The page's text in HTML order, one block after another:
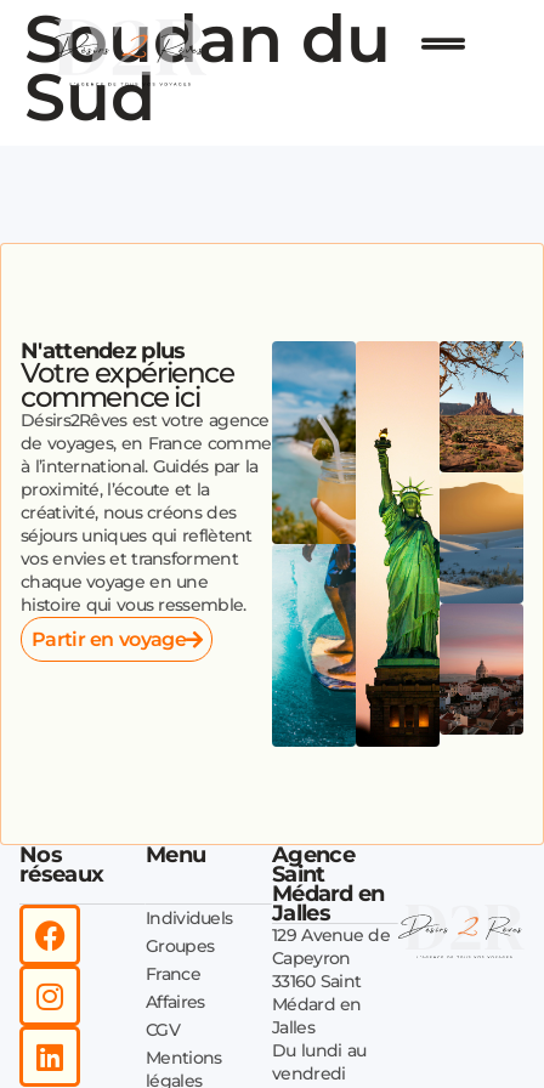
Soudan du
Sud
N'attendez plus
Votre expérience
commence ici
Désirs2Rêves est votre agence
de voyages, en France comme
à l’international. Guidés par la
proximité, l’écoute et la
créativité, nous créons des
séjours uniques qui reflètent
vos envies et transforment
chaque voyage en une
histoire qui vous ressemble.
Partir en voyage
Nos
réseaux
Menu
Individuels
Groupes
France
Affaires
CGV
Mentions
légales
Agence
Saint
Médard en
Jalles
129 Avenue de
Capeyron
33160 Saint
Médard en
Jalles
Du lundi au
vendredi